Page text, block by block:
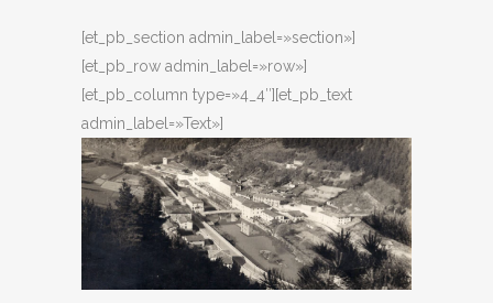
[et_pb_section admin_label=»section»]
[et_pb_row admin_label=»row»]
[et_pb_column type=»4_4″][et_pb_text
admin_label=»Text»]